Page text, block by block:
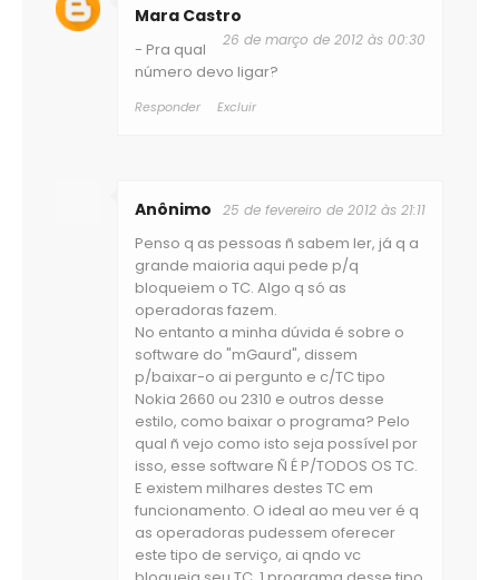
Anônimo 25 de fevereiro de 2012 às 21:11
Penso q as pessoas ñ sabem ler, já q a
grande maioria aqui pede p/q
bloqueiem o TC. Algo q só as
operadoras fazem.
No entanto a minha dúvida é sobre o
software do "mGaurd", dissem
p/baixar-o ai pergunto e c/TC tipo
Nokia 2660 ou 2310 e outros desse
estilo, como baixar o programa? Pelo
qual ñ vejo como isto seja possível por
isso, esse software Ñ É P/TODOS OS TC.
E existem milhares destes TC em
funcionamento. O ideal ao meu ver é q
as operadoras pudessem oferecer
este tipo de serviço, ai qndo vc
Mara Castro
26 de março de 2012 às 00:30
- Pra qual
número devo ligar?
Responder Excluir